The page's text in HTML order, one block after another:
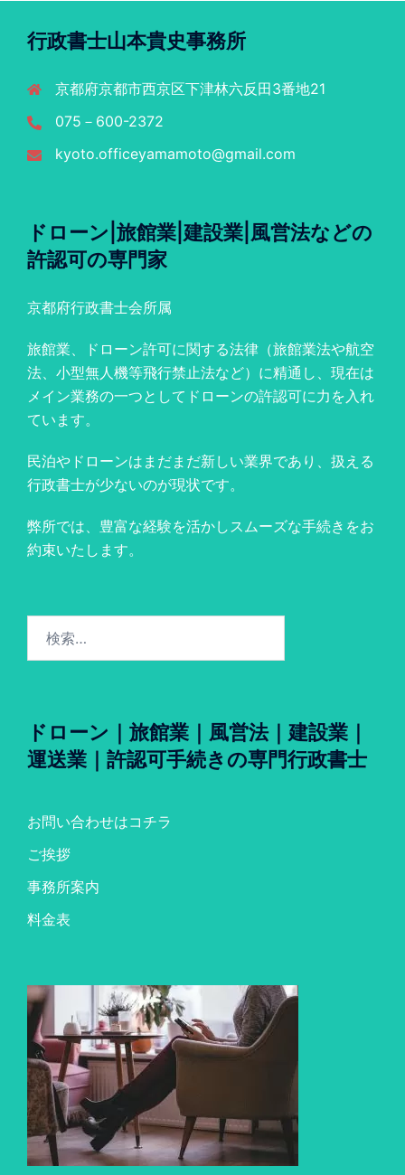
行政書士山本貴史事務所
京都府京都市西京区下津林六反田3番地21
075－600-2372
kyoto.officeyamamoto@gmail.com
ドローン|旅館業|建設業|風営法などの
許認可の専門家
京都府行政書士会所属
旅館業、ドローン許可に関する法律（旅館業法や航空
法、小型無人機等飛行禁止法など）に精通し、現在は
メイン業務の一つとしてドローンの許認可に力を入れ
ています。
民泊やドローンはまだまだ新しい業界であり、扱える
行政書士が少ないのが現状です。
弊所では、豊富な経験を活かしスムーズな手続きをお
約束いたします。
ドローン｜旅館業｜風営法｜建設業｜
運送業｜許認可手続きの専門行政書士
お問い合わせはコチラ
ご挨拶
事務所案内
料金表